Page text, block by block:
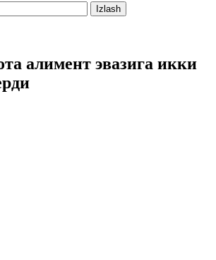
алимент эвазига икки